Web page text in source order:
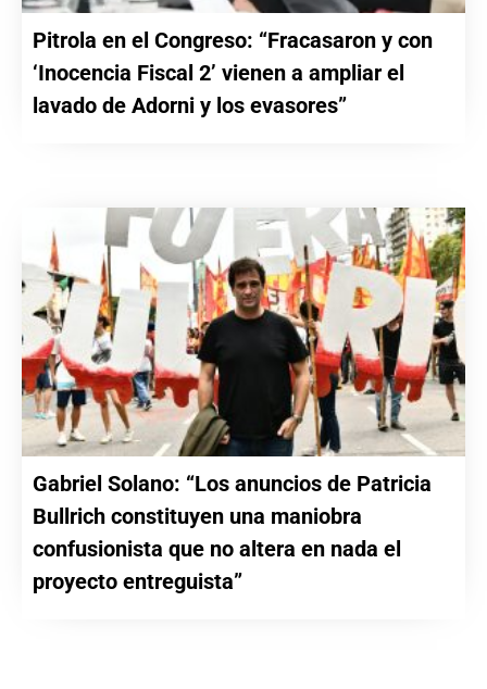
Pitrola en el Congreso: “Fracasaron y con
‘Inocencia Fiscal 2’ vienen a ampliar el
lavado de Adorni y los evasores”
Gabriel Solano: “Los anuncios de Patricia
Bullrich constituyen una maniobra
confusionista que no altera en nada el
proyecto entreguista”